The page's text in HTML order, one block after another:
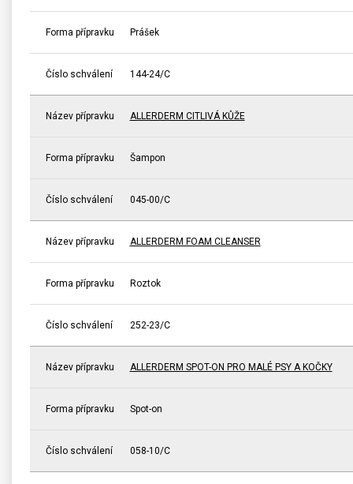
Forma přípravku Prášek
Číslo schválení 144-24/C
Název přípravku ALLERDERM CITLIVÁ KŮŽE
Forma přípravku Šampon
Číslo schválení 045-00/C
Název přípravku ALLERDERM FOAM CLEANSER
Forma přípravku Roztok
Číslo schválení 252-23/C
Název přípravku ALLERDERM SPOT-ON PRO MALÉ PSY A KOČKY
Forma přípravku Spot-on
Číslo schválení 058-10/C